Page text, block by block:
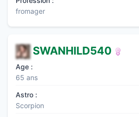
fromager
SWANHILD540
Age :
65 ans
Astro :
Scorpion